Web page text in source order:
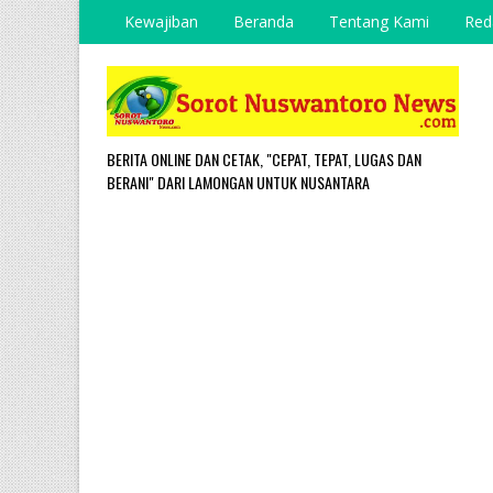
Kewajiban Beranda Tentang Kami
BERITA ONLINE DAN CETAK, "CEPAT, TEPAT, LUGAS DAN
BERANI" DARI LAMONGAN UNTUK NUSANTARA